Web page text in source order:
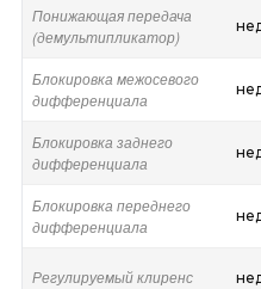
Понижающая передача
(демультипликатор)
Блокировка межосевого
дифференциала
Блокировка заднего
дифференциала
Блокировка переднего
дифференциала
Регулируемый клиренс